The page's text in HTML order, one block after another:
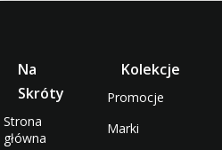
Na
Skróty
Strona
główna
Kolekcje
Promocje
Marki